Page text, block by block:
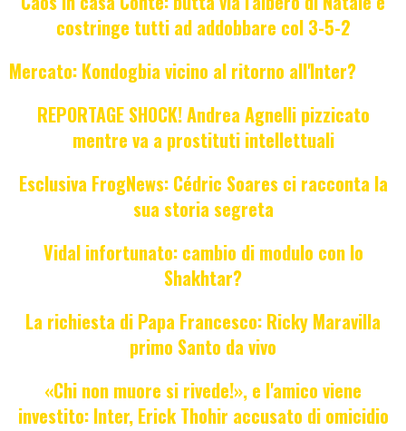
costringe tutti ad addobbare col 3-5-2
Mercato: Kondogbia vicino al ritorno all'Inter?
REPORTAGE SHOCK! Andrea Agnelli pizzicato
mentre va a prostituti intellettuali
Esclusiva FrogNews: Cédric Soares ci racconta la
sua storia segreta
Vidal infortunato: cambio di modulo con lo
Shakhtar?
La richiesta di Papa Francesco: Ricky Maravilla
primo Santo da vivo
«Chi non muore si rivede!», e l'amico viene
investito: Inter, Erick Thohir accusato di omicidio